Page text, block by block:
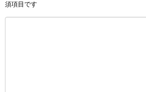
須項目です